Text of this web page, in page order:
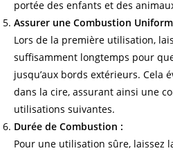
portée des enfants et des
Assurer une Combustion
Lors de la première utilisation,
suffisamment longtemps pour
jusqu’aux bords extérieurs. Cela
dans la cire, assurant ainsi une
utilisations suivantes.
Durée de Combustion :
Pour une utilisation sûre, laissez